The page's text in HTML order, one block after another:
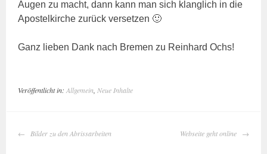
Augen zu macht, dann kann man sich klanglich in die
Apostelkirche zurück versetzen 🙂
Ganz lieben Dank nach Bremen zu Reinhard Ochs!
Veröffentlicht in:Allgemein Neue Inhalte
BEITRAGS-
Bilder zu den Abrissarbeiten Webseite geht online